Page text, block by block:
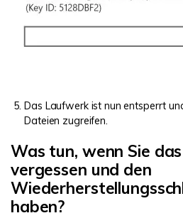
Das Laufwerk ist nun entsperrt
Dateien zugreifen.
Was tun, wenn Sie
vergessen und den
haben?